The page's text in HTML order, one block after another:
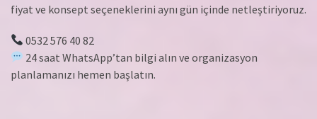
fiyat ve konsept seçeneklerini aynı gün içinde netleştiriyoruz.
0532 576 40 82
24 saat WhatsApp’tan bilgi alın ve organizasyon
planlamanızı hemen başlatın.